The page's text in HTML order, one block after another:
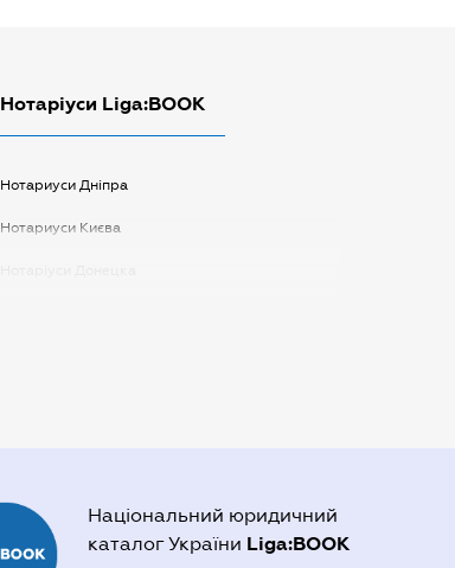
Нотаріуси Liga:BOOK
Нотариуси Дніпра
Нотариуси Києва
Національний юридичний
каталог України Liga:BOOK